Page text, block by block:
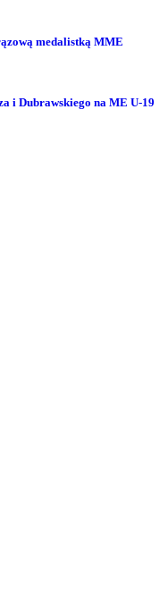
medalistką MME
i Dubrawskiego na ME U-19